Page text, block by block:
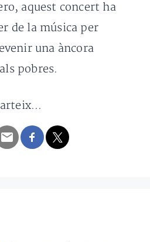
aquest concert ha
de la música per
una àncora
pobres.